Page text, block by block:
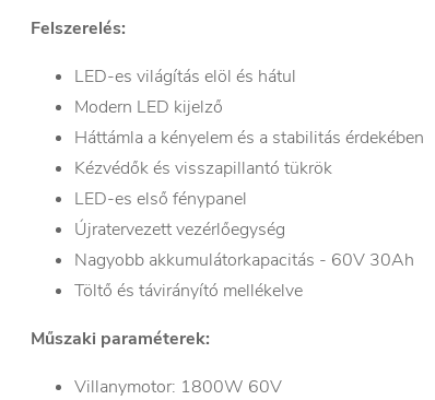
Felszerelés:
LED-es világítás elöl és hátul
Modern LED kijelző
Háttámla a kényelem és a stabilitás érdekében
Kézvédők és visszapillantó tükrök
LED-es első fénypanel
Újratervezett vezérlőegység
Nagyobb akkumulátorkapacitás - 60V 30Ah
Töltő és távirányító mellékelve
Műszaki paraméterek:
Villanymotor: 1800W 60V